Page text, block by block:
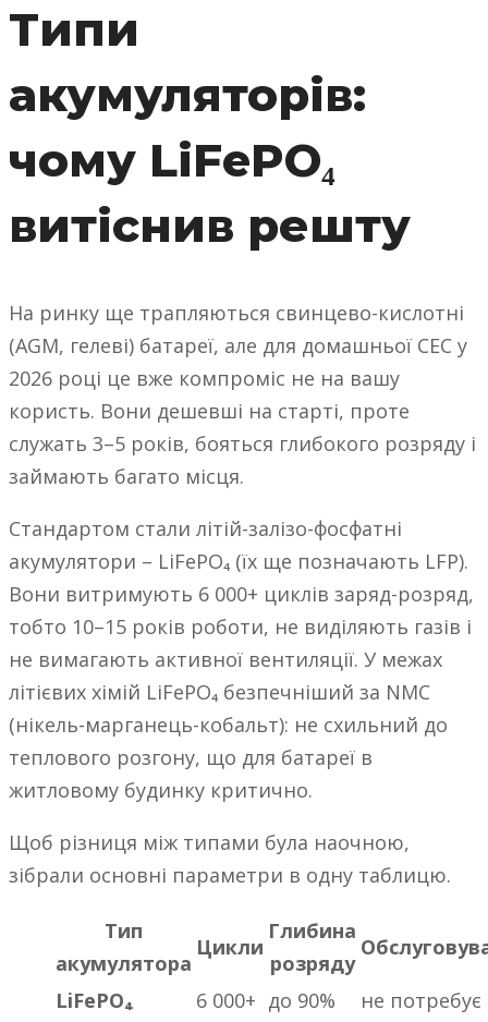
Типи
акумуляторів:
чому LiFePO₄
витіснив решту
На ринку ще трапляються свинцево-кислотні
(AGM, гелеві) батареї, але для домашньої СЕС у
2026 році це вже компроміс не на вашу
користь. Вони дешевші на старті, проте
служать 3–5 років, бояться глибокого розряду і
займають багато місця.
Стандартом стали літій-залізо-фосфатні
акумулятори – LiFePO₄ (їх ще позначають LFP).
Вони витримують 6 000+ циклів заряд-розряд,
тобто 10–15 років роботи, не виділяють газів і
не вимагають активної вентиляції. У межах
літієвих хімій LiFePO₄ безпечніший за NMC
(нікель-марганець-кобальт): не схильний до
теплового розгону, що для батареї в
житловому будинку критично.
Щоб різниця між типами була наочною,
зібрали основні параметри в одну таблицю.
Тип
акумулятора
Цикли
Глибина
розряду
LiFePO₄ 6 000+ до 90%
не потребує